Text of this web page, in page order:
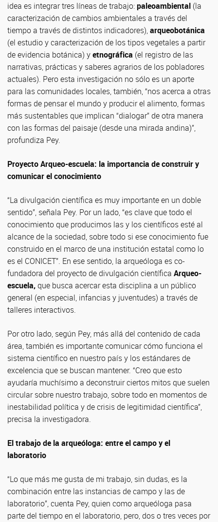
idea es integrar tres líneas de trabajo:paleoambiental (la
caracterización de cambios ambientales a través del
tiempo a través de distintos indicadores),arqueobotánica
(el estudio y caracterización de los tipos vegetales a partir
de evidencia botánica) yetnográfica (el registro de las
narrativas, prácticas y saberes agrarios de los pobladores
actuales). Pero esta investigación no sólo es un aporte
para las comunidades locales, también, “nos acerca a otras
formas de pensar el mundo y producir el alimento, formas
más sustentables que implican “dialogar” de otra manera
con las formas del paisaje (desde una mirada andina)”,
profundiza Pey.
Proyecto Arqueo-escuela: la importancia de construir y
comunicar el conocimiento
“La divulgación científica es muy importante en un doble
sentido”, señala Pey. Por un lado, “es clave que todo el
conocimiento que producimos las y los científicos esté al
alcance de la sociedad, sobre todo si ese conocimiento fue
construido en el marco de una institución estatal como lo
es el CONICET”. En ese sentido, la arqueóloga es co-
fundadora del proyecto de divulgación científica Arqueo-
escuela,que busca acercar esta disciplina a un público
general (en especial, infancias y juventudes) a través de
talleres interactivos.
Por otro lado, según Pey, más allá del contenido de cada
área, también es importante comunicar cómo funciona el
sistema científico en nuestro país y los estándares de
excelencia que se buscan mantener. “Creo que esto
ayudaría muchísimo a deconstruir ciertos mitos que suelen
circular sobre nuestro trabajo, sobre todo en momentos de
inestabilidad política y de crisis de legitimidad científica”,
precisa la investigadora.
El trabajo de la arqueóloga: entre el campo y el
laboratorio
“Lo que más me gusta de mi trabajo, sin dudas, es la
combinación entre las instancias de campo y las de
laboratorio”, cuenta Pey, quien como arqueóloga pasa
parte del tiempo en el laboratorio, pero, dos o tres veces por